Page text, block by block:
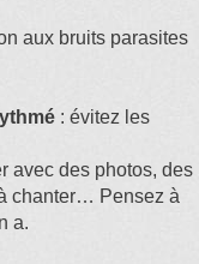
aux bruits parasites
: évitez les
avec des photos, des
chanter… Pensez à
a.